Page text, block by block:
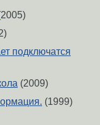
подключатся
(2009)
(1999)